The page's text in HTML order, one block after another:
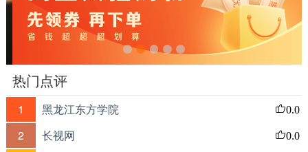
热门点评
1 黑龙江东方学院 0.0
2 长视网 0.0